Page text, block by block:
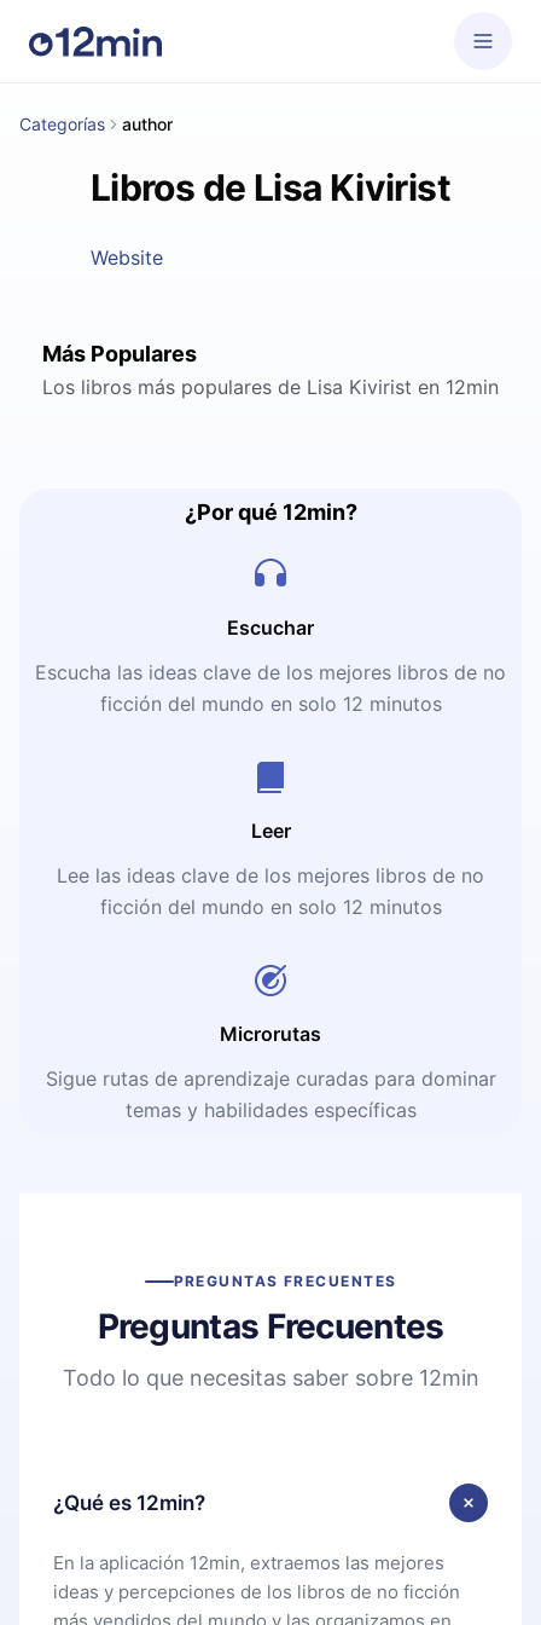
Categorías author
Libros de Lisa Kivirist
Website
Más Populares
Los libros más populares de Lisa Kivirist en 12min
¿Por qué 12min?
Escuchar
Escucha las ideas clave de los mejores libros de no
ficción del mundo en solo 12 minutos
Leer
Lee las ideas clave de los mejores libros de no
ficción del mundo en solo 12 minutos
Microrutas
Sigue rutas de aprendizaje curadas para dominar
temas y habilidades específicas
PREGUNTAS FRECUENTES
Preguntas Frecuentes
Todo lo que necesitas saber sobre 12min
¿Qué es 12min?
En la aplicación 12min, extraemos las mejores
ideas y percepciones de los libros de no ficción